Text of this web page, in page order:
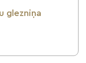
glezniņa